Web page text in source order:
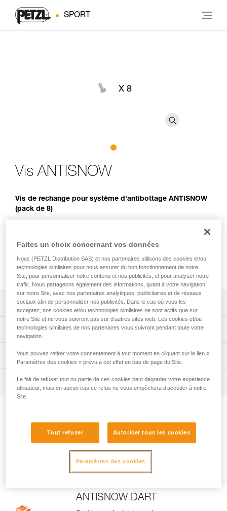
SPORT
Vis ANTISNOW
Vis de rechange pour système d'antibottage ANTISNOW
(pack de 8)
Vis de rechange pour système d'antibottage ANTISNOW des
DART, ANTISNOW LYNX, ANTISNOW IRVIS et ANTISNOW
LEOPARD.
Descriptif
Compatibles avec les crampons DART (U001AB00 et
U001AA00), LYNX (U034AA00 et T24A LLU), SARKEN
(U006AA00, U007BA00, T03A LLU et T03A FL) et IRVIS
HYBRID (U031AA00) dotés d'un système d'antibottage
ANTISNOW.
Compatibles avec les systèmes d'antibottage ANTISNOW
DART (U001DA00), ANTISNOW LYNX (U020AA00),
Regroupement par huit.
Spécifications techniques
Spécifications référence(s)
Conditionnement : vendu par pack de 8
Garantie : 3 ans
Informations techniques
Télécharger le pdf technical-notice_vis-ANTISNOW
FAQ
Inspection
Autres produits
ANTISNOW DART
Faites un choix concernant vos données
Nous (PETZL Distribution SAS) et nos partenaires utilisons des cookies et/ou
technologies similaires pour nous assurer du bon fonctionnement de notre
Site, pour personnaliser notre contenu et nos publicités, et pour analyser notre
trafic. Nous partageons également des informations, quant à votre navigation
sur notre Site, avec nos partenaires analytiques, publicitaires et de réseaux
sociaux afin de personnaliser nos publicités. Dans le cas où vous les
acceptez, nos cookies et/ou technologies similaires ne sont actifs que sur
notre Site et ne vous suivront pas sur d’autres sites web. Les cookies et/ou
technologies similaires de nos partenaires vous suivront pendant toute votre
navigation.
Vous pouvez retirer votre consentement à tout moment en cliquant sur le lien «
Paramètres des cookies » prévu à cet effet en bas de page du Site.
Le fait de refuser tout ou partie de ces cookies peut dégrader votre expérience
utilisateur, mais en aucun cas ce refus ne vous empêchera d’accéder à notre
Site.
Tout refuser Autoriser tous les cookies
Paramètres des cookies